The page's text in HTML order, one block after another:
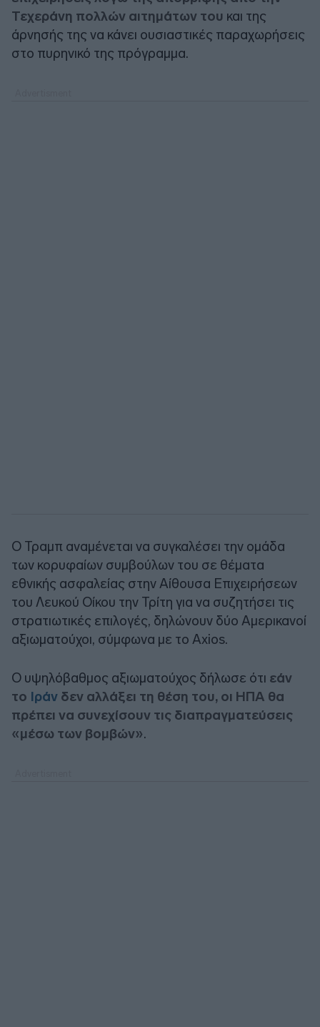
Τεχεράνη πολλών αιτημάτων του και της
άρνησής της να κάνει ουσιαστικές παραχωρήσεις
στο πυρηνικό της πρόγραμμα.
Ο Τραμπ αναμένεται να συγκαλέσει την ομάδα
των κορυφαίων συμβούλων του σε θέματα
εθνικής ασφαλείας στην Αίθουσα Επιχειρήσεων
του Λευκού Οίκου την Τρίτη για να συζητήσει τις
στρατιωτικές επιλογές, δηλώνουν δύο Αμερικανοί
αξιωματούχοι, σύμφωνα με το Axios.
Ο υψηλόβαθμος αξιωματούχος δήλωσε ότι εάν
το Ιράν δεν αλλάξει τη θέση του, οι ΗΠΑ θα
πρέπει να συνεχίσουν τις διαπραγματεύσεις
«μέσω των βομβών».